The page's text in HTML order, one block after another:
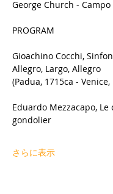
George Church - Campo
PROGRAM
Gioachino Cocchi,
Allegro, Largo, Allegro
(Padua, 1715ca - Venice,
Eduardo Mezzacapo, Le
gondolier
さらに表示